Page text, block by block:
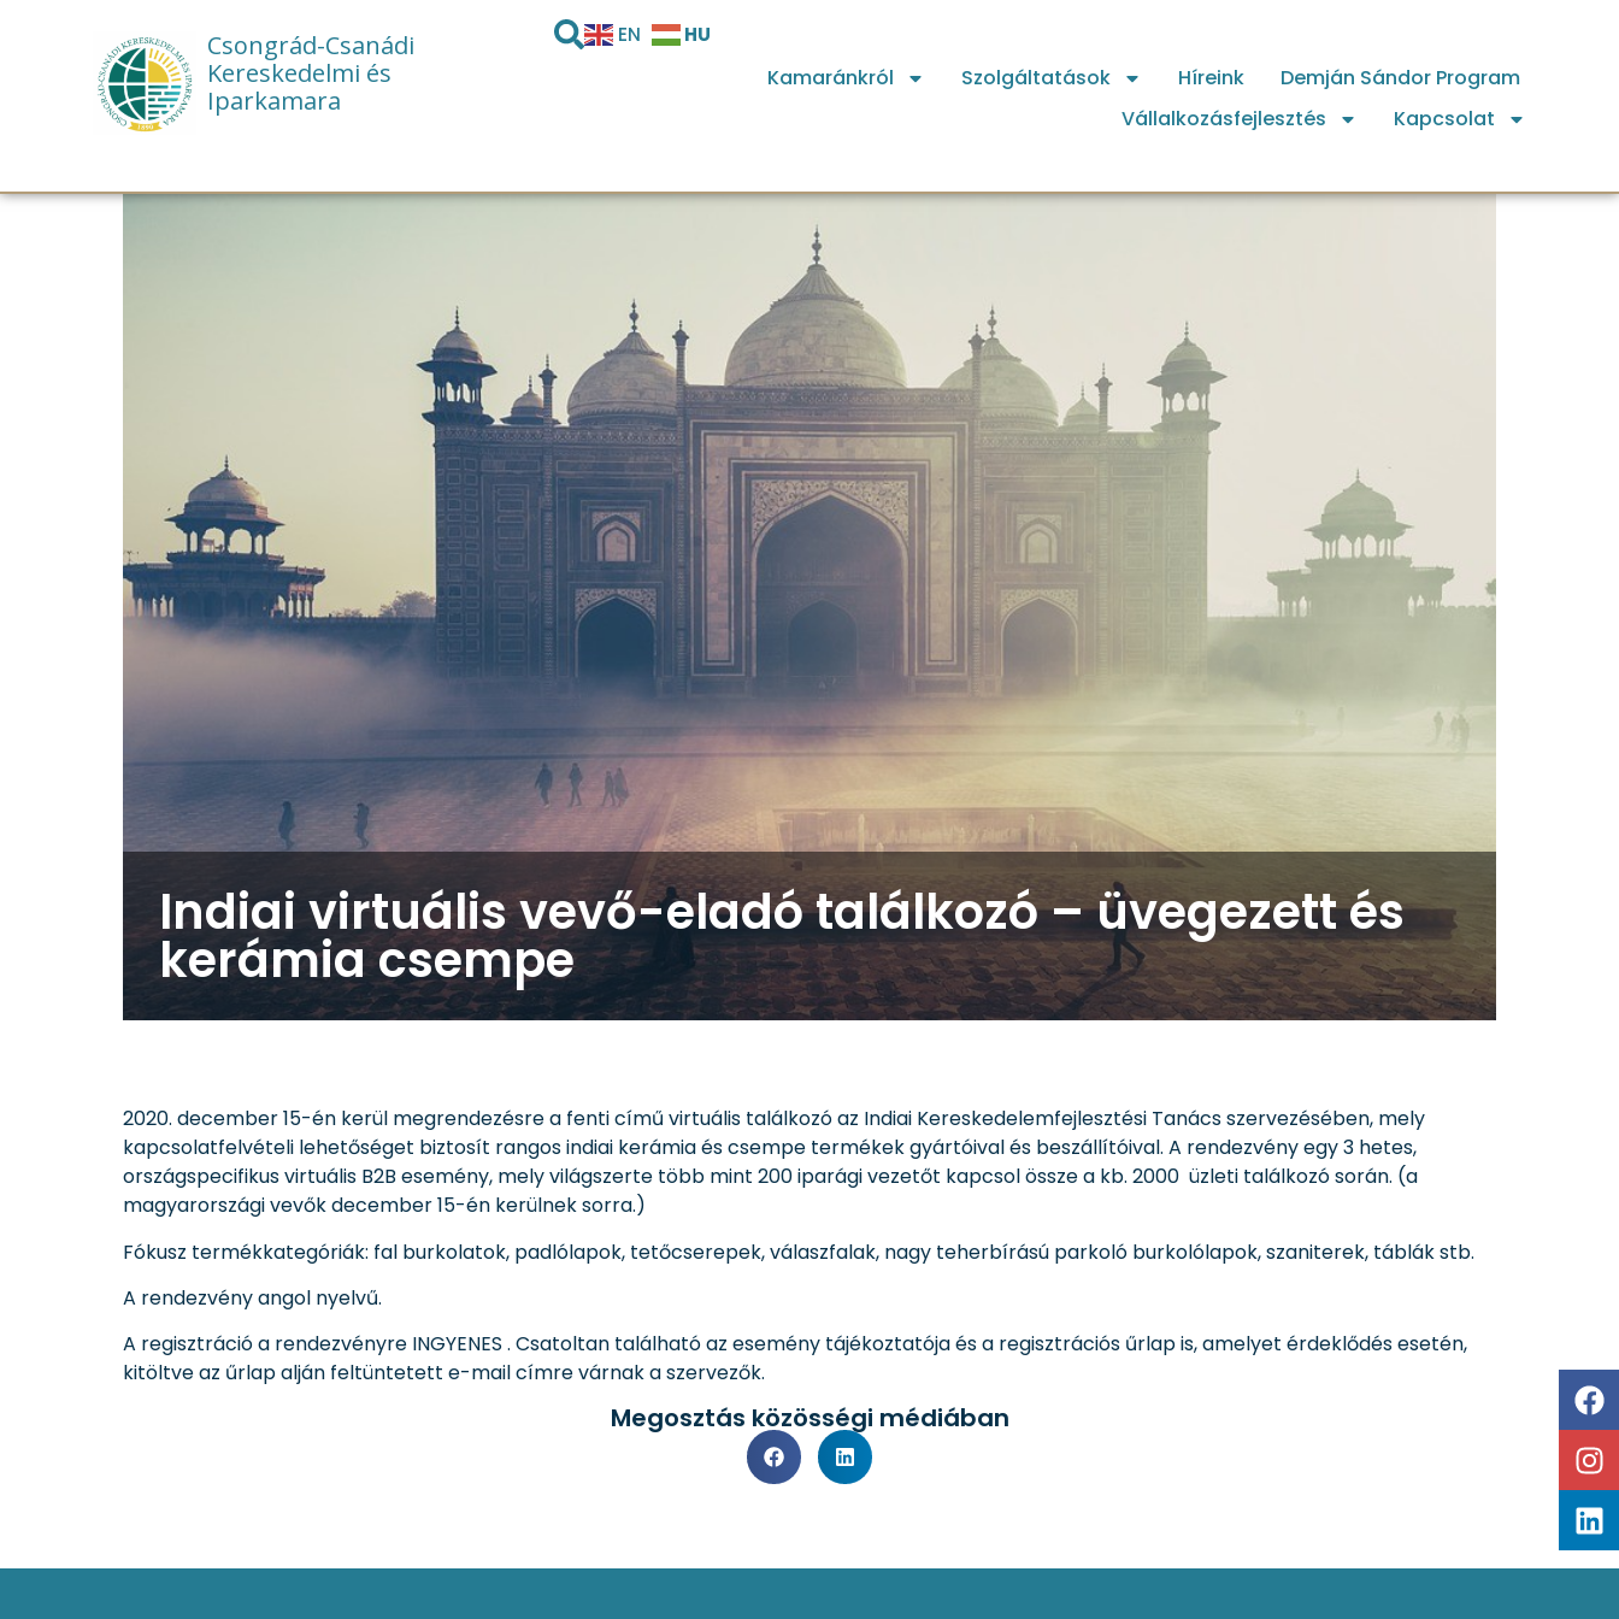
Csongrád-Csanádi
Kereskedelmi és
Iparkamara
EN HU
Kamaránkról Szolgáltatások Híreink
Demján Sándor Program
Vállalkozásfejlesztés
Kapcsolat
Indiai virtuális vevő-eladó találkozó – üvegezett és
kerámia csempe
2020. december 15-én kerül megrendezésre a fenti című virtuális találkozó az Indiai Kereskedelemfejlesztési Tanács szervezésében, mely
kapcsolatfelvételi lehetőséget biztosít rangos indiai kerámia és csempe termékek gyártóival és beszállítóival. A rendezvény egy 3 hetes,
országspecifikus virtuális B2B esemény, mely világszerte több mint 200 iparági vezetőt kapcsol össze a kb. 2000 üzleti találkozó során. (a
magyarországi vevők december 15-én kerülnek sorra.)
Fókusz termékkategóriák: fal burkolatok, padlólapok, tetőcserepek, válaszfalak, nagy teherbírású parkoló burkolólapok, szaniterek, táblák stb.
A rendezvény angol nyelvű.
A regisztráció a rendezvényre INGYENES . Csatoltan található az esemény tájékoztatója és a regisztrációs űrlap is, amelyet érdeklődés esetén,
kitöltve az űrlap alján feltüntetett e-mail címre várnak a szervezők.
Megosztás közösségi médiában